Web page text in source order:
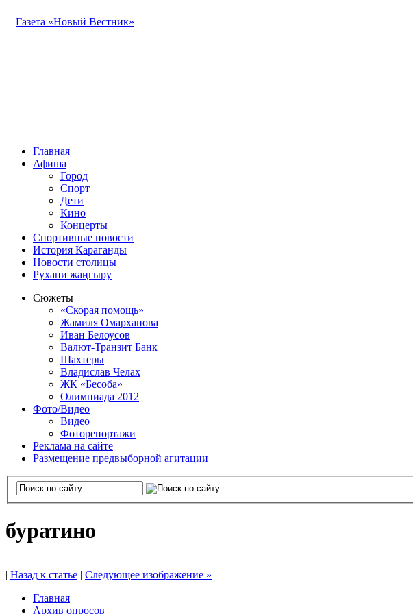
Газета «Новый Вестник»
Главная
Афиша
Город
Спорт
Дети
Кино
Концерты
Спортивные новости
История Караганды
Новости столицы
Рухани жаңғыру
Сюжеты
«Скорая помощь»
Жамиля Омарханова
Иван Белоусов
Валют-Транзит Банк
Шахтеры
Владислав Челах
ЖК «Бесоба»
Олимпиада 2012
Фото/Видео
Видео
Фоторепортажи
Реклама на сайте
Размещение предвыборной агитации
буратино
Назад к статье
Следующее изображение »
Главная
Архив опросов